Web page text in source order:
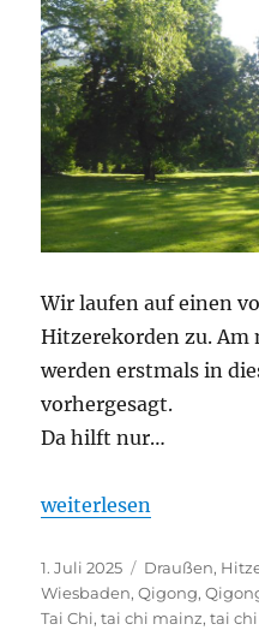
Wir laufen auf einen
Hitzerekorden zu.
werden erstmals in
vorhergesagt.
Da hilft nur…
„Ab nach draußen III“
weiterlesen
Veröffentlicht
am
1. Juli 2025 Schlagwörter
Draußen,
Wiesbaden,Qigong,
Tai Chi,tai chi mainz,tai